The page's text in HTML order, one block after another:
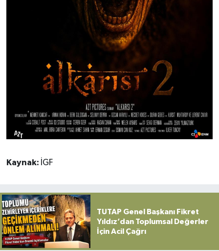
Kaynak: İGF
TUTAP Genel Başkanı Fikret
Yıldız’dan Toplumsal Değerler
İçin Acil Çağrı